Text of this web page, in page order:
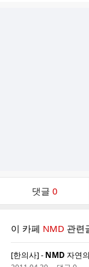
댓글 0
이 카페 NMD 관련
[한의사] - NMD 자연